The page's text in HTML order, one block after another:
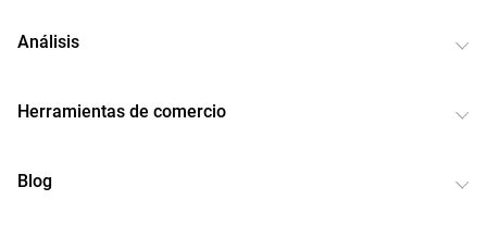
Análisis
Herramientas de comercio
Blog